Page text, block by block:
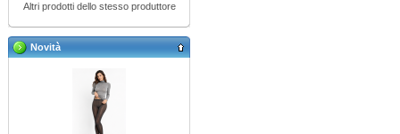
Altri prodotti dello stesso produttore
Novità